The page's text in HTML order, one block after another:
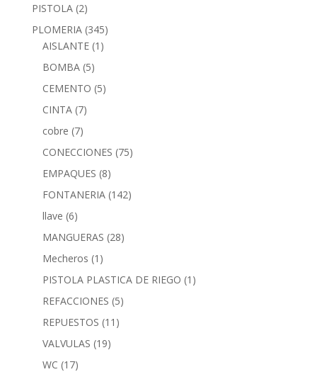
PISTOLA (2)
PLOMERIA (345)
AISLANTE (1)
BOMBA (5)
CEMENTO (5)
CINTA (7)
cobre (7)
CONECCIONES (75)
EMPAQUES (8)
FONTANERIA (142)
llave (6)
MANGUERAS (28)
Mecheros (1)
PISTOLA PLASTICA DE RIEGO (1)
REFACCIONES (5)
REPUESTOS (11)
VALVULAS (19)
WC (17)